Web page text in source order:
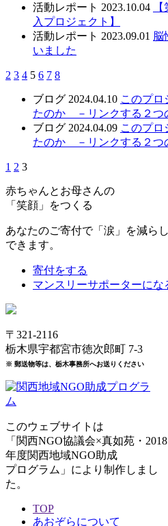
活動レポート 2023.10.04
入プロジェクト】
活動レポート 2023.09.01 脳
いました
2 3 4 5 6 7 8
ブログ 2024.04.10 このプロ
たのか －リンクする２つ
ブログ 2024.04.09 このプロ
たのか －リンクする２つ
1 2 3
赤ちゃんとお母さんの
「笑顔」をつくる
あなたのご寄付で「涙」を減ら
できます。
寄付をする
マンスリーサポーターにな
〒321-2116
栃木県宇都宮市徳次郎町 7-3
※ 郵送物等は、栃木事務所へお送りください
このウェブサイトは
「関西NGO協議会×真如苑・2018
年度関西地域NGO助成
プログラム」により制作しまし
た。
TOP
あおぞらについて